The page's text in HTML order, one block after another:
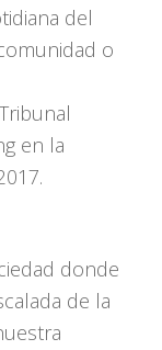
del
o
en la
donde
de la